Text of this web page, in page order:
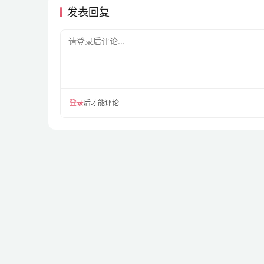
发表回复
请登录后评论...
登录后才能评论